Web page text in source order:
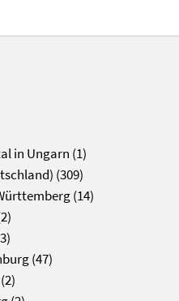
in Ungarn (1)
(309)
(14)
(47)
(2)